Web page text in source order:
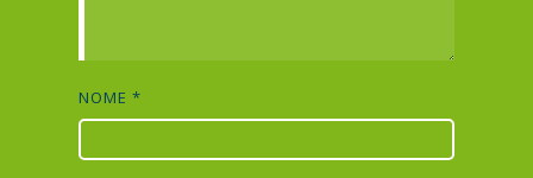
NOME*